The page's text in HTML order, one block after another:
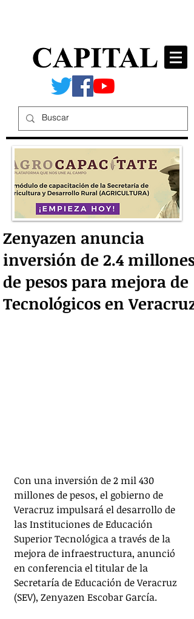
Zenyazen anuncia
inversión de 2.4 millones
de pesos para mejora de
Tecnológicos en Veracruz
Con una inversión de 2 mil 430
millones de pesos, el gobierno de
Veracruz impulsará el desarrollo de
las Instituciones de Educación
Superior Tecnológica a través de la
mejora de infraestructura, anunció
en conferencia el titular de la
Secretaría de Educación de Veracruz
(SEV), Zenyazen Escobar García.